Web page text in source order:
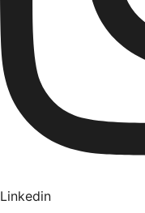
Linkedin